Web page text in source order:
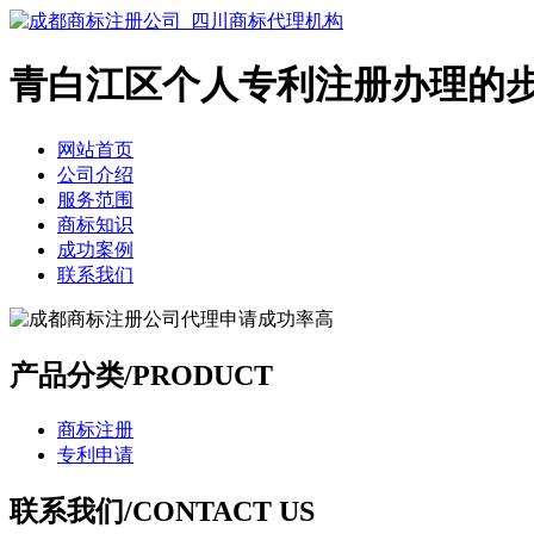
青白江区个人专利注册办理的
网站首页
公司介绍
服务范围
商标知识
成功案例
联系我们
产品分类/PRODUCT
商标注册
专利申请
联系我们/CONTACT US